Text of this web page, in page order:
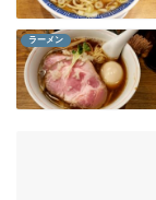
ラーメン